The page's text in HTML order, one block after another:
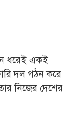
ধরেই একই
দল গঠন করে
নিজের দেশের